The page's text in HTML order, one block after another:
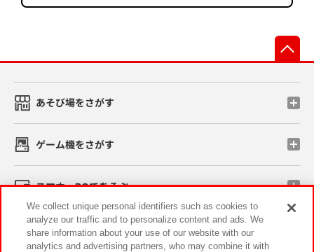
あそび場をさがす
ゲーム機をさがす
スマホ・PCであそぶ
イベント・キャンペーン
We collect unique personal identifiers such as cookies to
analyze our traffic and to personalize content and ads. We
share information about your use of our website with our
analytics and advertising partners, who may combine it with